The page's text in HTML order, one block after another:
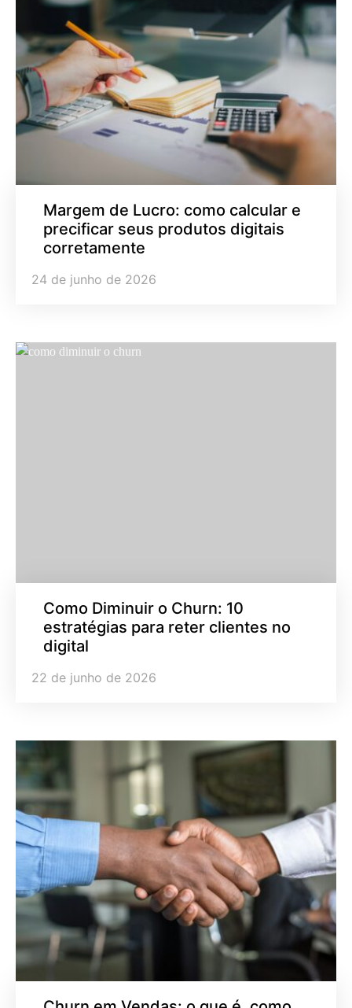
Margem de Lucro: como calcular e
precificar seus produtos digitais
corretamente
24 de junho de 2026
Como Diminuir o Churn: 10
estratégias para reter clientes no
digital
22 de junho de 2026